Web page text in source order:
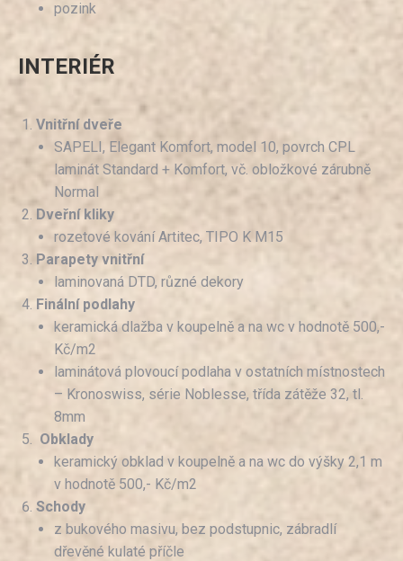
pozink
INTERIÉR
Vnitřní dveře
SAPELI, Elegant Komfort, model 10, povrch CPL
laminát Standard + Komfort, vč. obložkové zárubně
Normal
Dveřní kliky
rozetové kování Artitec, TIPO K M15
Parapety vnitřní
laminovaná DTD, různé dekory
Finální podlahy
keramická dlažba v koupelně a na wc v hodnotě 500,-
Kč/m2
laminátová plovoucí podlaha v ostatních místnostech
– Kronoswiss, série Noblesse, třída zátěže 32, tl.
8mm
Obklady
keramický obklad v koupelně a na wc do výšky 2,1 m
v hodnotě 500,- Kč/m2
Schody
z bukového masivu, bez podstupnic, zábradlí
dřevěné kulaté příčle